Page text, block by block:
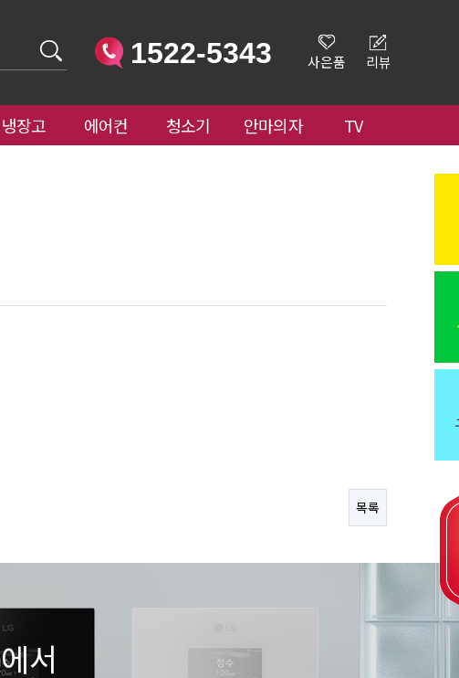
사은품 리뷰
1522-5343
냉장고 에어컨 청소기 안마의자 TV
목록
에서